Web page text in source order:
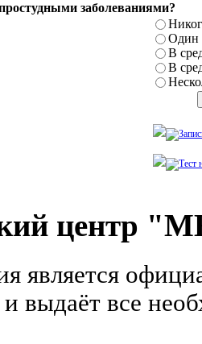
заболеваниями?
Один
В
В
центр
является
выдаёт все